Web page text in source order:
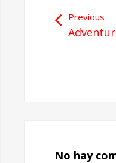
Previous
No hay